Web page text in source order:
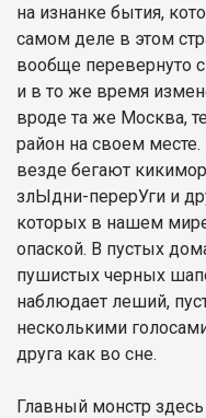
на изнанке бытия,
самом деле в этом
вообще перевернуто
и в то же время
вроде та же Москва,
район на своем
везде бегают
злЫдни-перерУги и
которых в нашем
опаской. В пустых
пушистых черных
наблюдает леший,
несколькими
друга как во сне.
Главный монстр